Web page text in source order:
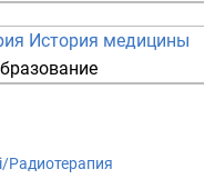
История медицины
Радиотерапия